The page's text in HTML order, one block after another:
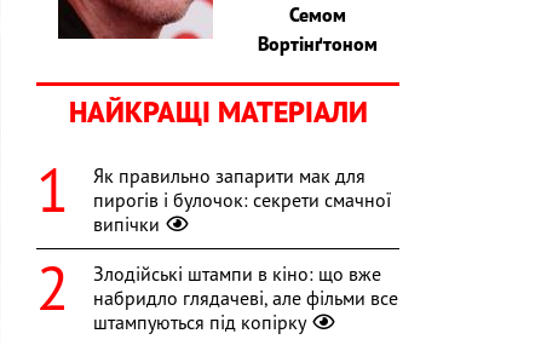
Семом
Вортінґтоном
НАЙКРАЩІ МАТЕРІАЛИ
Як правильно запарити мак для
пирогів і булочок: секрети смачної
випічки
Злодійські штампи в кіно: що вже
набридло глядачеві, але фільми все
штампуються під копірку